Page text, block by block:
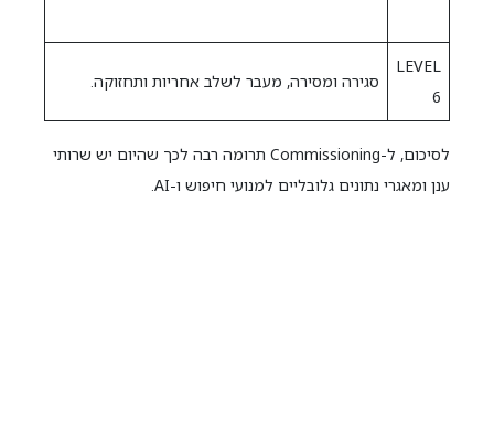
LEVEL
6
סגירה ומסירה, מעבר לשלב אחריות ותחזוקה.
לסיכום, ל-Commissioning תרומה רבה לכך שהיום יש שרותי
ענן ומאגרי נתונים גלובליים למנועי חיפוש ו-AI.